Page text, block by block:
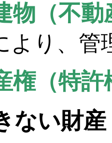
（不動
より、管
（特許
ない財産